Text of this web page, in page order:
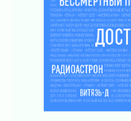
Часть
рассчитывать
03 августа 2026
За сутки в
03 августа 2026